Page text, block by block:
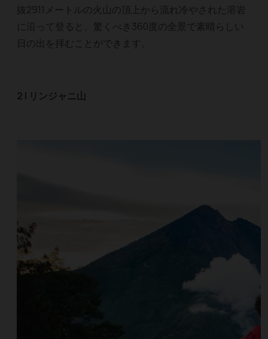
抜2911メートルの火山の頂上から流れ冷やされた溶岩
に沿って登ると、驚くべき360度の全景で素晴らしい
日の出を拝むことができます。
2 | リンジャニ山